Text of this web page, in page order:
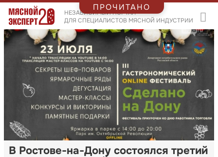
НЕЗАВИСИМЫЙ ПОРТАЛ
ДЛЯ СПЕЦИАЛИСТОВ МЯСНОЙ ИНДУСТРИИ
В Ростове-на-Дону состоялся третий
ПРОЧИТАНО